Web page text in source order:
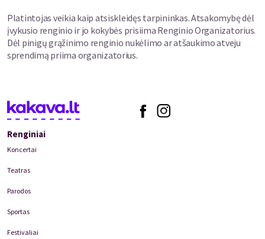
Platintojas veikia kaip atsiskleidęs tarpininkas. Atsakomybę dėl
įvykusio renginio ir jo kokybės prisiima Renginio Organizatorius.
Dėl pinigų grąžinimo renginio nukėlimo ar atšaukimo atveju
sprendimą priima organizatorius.
Renginiai
Koncertai
Teatras
Parodos
Sportas
Festivaliai